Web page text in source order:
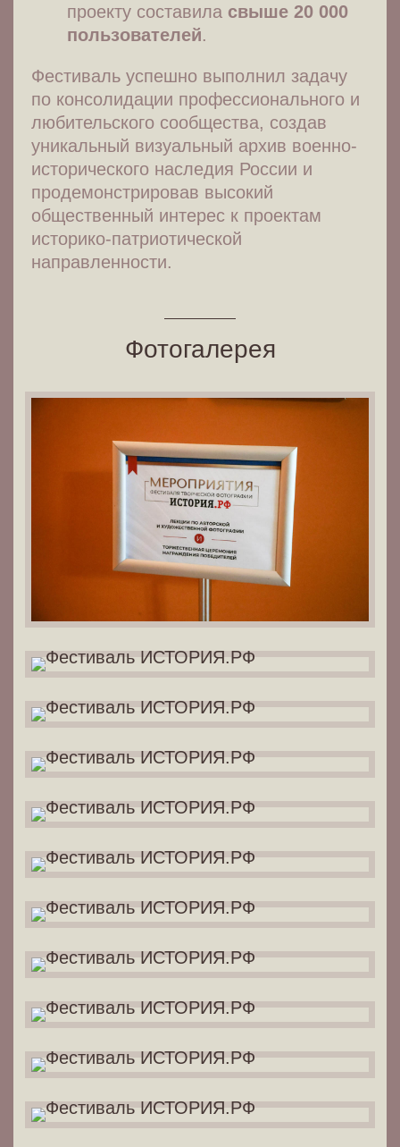
проекту составила свыше 20 000
пользователей.
Фестиваль успешно выполнил задачу
по консолидации профессионального и
любительского сообщества, создав
уникальный визуальный архив военно-
исторического наследия России и
продемонстрировав высокий
общественный интерес к проектам
историко-патриотической
направленности.
Фотогалерея